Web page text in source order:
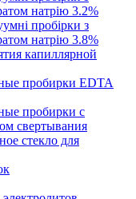
натрію 3.2%
пробірки з
натрію 3.8%
капиллярной
пробирки EDTA
пробирки с
свертывания
стекло для